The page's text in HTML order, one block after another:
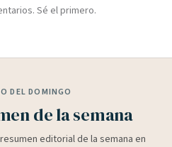
Sé el primero.
DEL DOMINGO
de la semana
editorial de la semana en